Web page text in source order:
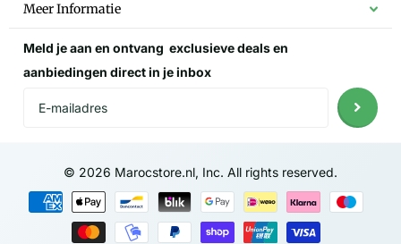
Meer Informatie
Meld je aan en ontvang exclusieve dealsen
aanbiedingen direct in je inbox
© 2026 Marocstore.nl, Inc. All rights reserved.